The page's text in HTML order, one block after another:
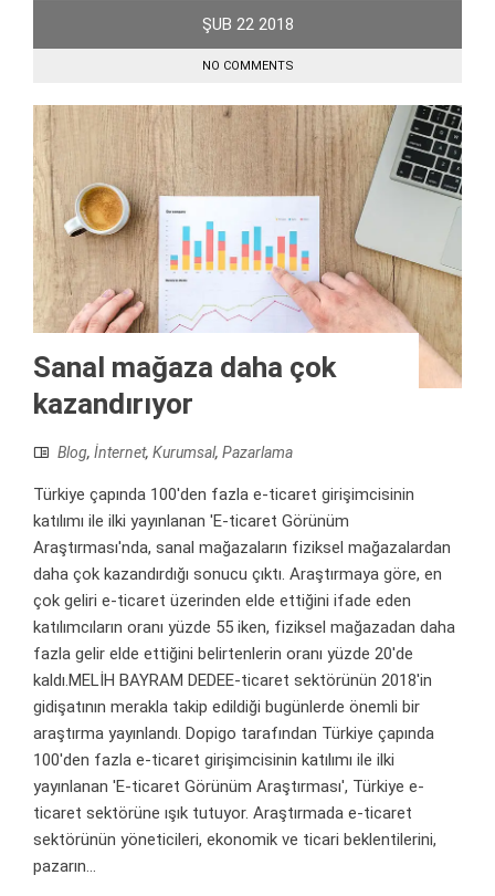
ŞUB 22 2018
NO COMMENTS
Sanal mağaza daha çok
kazandırıyor
Blog, İnternet, Kurumsal, Pazarlama
Türkiye çapında 100'den fazla e-ticaret girişimcisinin
katılımı ile ilki yayınlanan 'E-ticaret Görünüm
Araştırması'nda, sanal mağazaların fiziksel mağazalardan
daha çok kazandırdığı sonucu çıktı. Araştırmaya göre, en
çok geliri e-ticaret üzerinden elde ettiğini ifade eden
katılımcıların oranı yüzde 55 iken, fiziksel mağazadan daha
fazla gelir elde ettiğini belirtenlerin oranı yüzde 20'de
kaldı.MELİH BAYRAM DEDEE-ticaret sektörünün 2018'in
gidişatının merakla takip edildiği bugünlerde önemli bir
araştırma yayınlandı. Dopigo tarafından Türkiye çapında
100'den fazla e-ticaret girişimcisinin katılımı ile ilki
yayınlanan 'E-ticaret Görünüm Araştırması', Türkiye e-
ticaret sektörüne ışık tutuyor. Araştırmada e-ticaret
sektörünün yöneticileri, ekonomik ve ticari beklentilerini,
pazarın...